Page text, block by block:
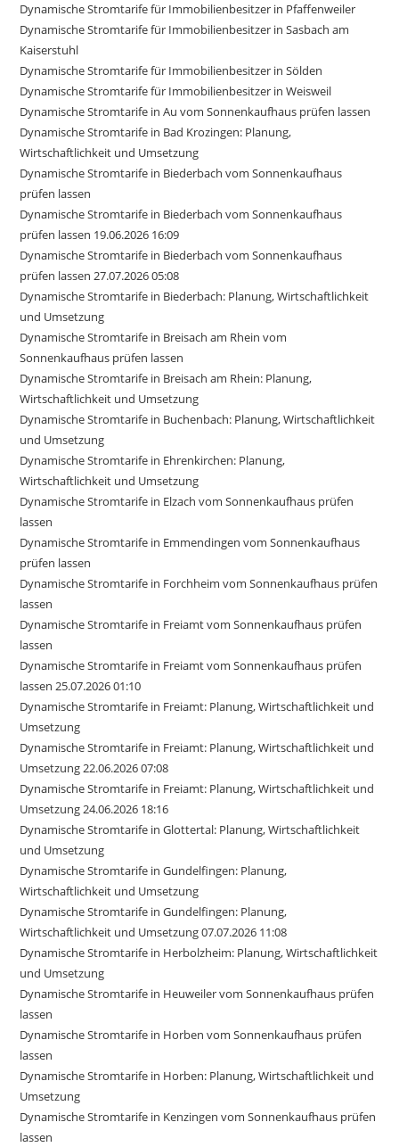
Dynamische Stromtarife für Immobilienbesitzer in Pfaffenweiler
Dynamische Stromtarife für Immobilienbesitzer in Sasbach am
Kaiserstuhl
Dynamische Stromtarife für Immobilienbesitzer in Sölden
Dynamische Stromtarife für Immobilienbesitzer in Weisweil
Dynamische Stromtarife in Au vom Sonnenkaufhaus prüfen lassen
Dynamische Stromtarife in Bad Krozingen: Planung,
Wirtschaftlichkeit und Umsetzung
Dynamische Stromtarife in Biederbach vom Sonnenkaufhaus
prüfen lassen
Dynamische Stromtarife in Biederbach vom Sonnenkaufhaus
prüfen lassen 19.06.2026 16:09
Dynamische Stromtarife in Biederbach vom Sonnenkaufhaus
prüfen lassen 27.07.2026 05:08
Dynamische Stromtarife in Biederbach: Planung, Wirtschaftlichkeit
und Umsetzung
Dynamische Stromtarife in Breisach am Rhein vom
Sonnenkaufhaus prüfen lassen
Dynamische Stromtarife in Breisach am Rhein: Planung,
Wirtschaftlichkeit und Umsetzung
Dynamische Stromtarife in Buchenbach: Planung, Wirtschaftlichkeit
und Umsetzung
Dynamische Stromtarife in Ehrenkirchen: Planung,
Wirtschaftlichkeit und Umsetzung
Dynamische Stromtarife in Elzach vom Sonnenkaufhaus prüfen
lassen
Dynamische Stromtarife in Emmendingen vom Sonnenkaufhaus
prüfen lassen
Dynamische Stromtarife in Forchheim vom Sonnenkaufhaus prüfen
lassen
Dynamische Stromtarife in Freiamt vom Sonnenkaufhaus prüfen
lassen
Dynamische Stromtarife in Freiamt vom Sonnenkaufhaus prüfen
lassen 25.07.2026 01:10
Dynamische Stromtarife in Freiamt: Planung, Wirtschaftlichkeit und
Umsetzung
Dynamische Stromtarife in Freiamt: Planung, Wirtschaftlichkeit und
Umsetzung 22.06.2026 07:08
Dynamische Stromtarife in Freiamt: Planung, Wirtschaftlichkeit und
Umsetzung 24.06.2026 18:16
Dynamische Stromtarife in Glottertal: Planung, Wirtschaftlichkeit
und Umsetzung
Dynamische Stromtarife in Gundelfingen: Planung,
Wirtschaftlichkeit und Umsetzung
Dynamische Stromtarife in Gundelfingen: Planung,
Wirtschaftlichkeit und Umsetzung 07.07.2026 11:08
Dynamische Stromtarife in Herbolzheim: Planung, Wirtschaftlichkeit
und Umsetzung
Dynamische Stromtarife in Heuweiler vom Sonnenkaufhaus prüfen
lassen
Dynamische Stromtarife in Horben vom Sonnenkaufhaus prüfen
lassen
Dynamische Stromtarife in Horben: Planung, Wirtschaftlichkeit und
Umsetzung
Dynamische Stromtarife in Kenzingen vom Sonnenkaufhaus prüfen
lassen